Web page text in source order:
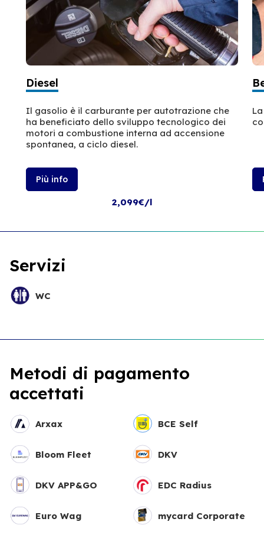
Diesel
Il gasolio è il carburante per autotrazione che
ha beneficiato dello sviluppo tecnologico dei
motori a combustione interna ad accensione
spontanea, a ciclo diesel.
Più info
2,099€/l
Servizi
WC
Metodi di pagamento
accettati
Arxax BCE Self
Bloom Fleet DKV
DKV APP&GO EDC Radius
Euro Wag mycard Corporate